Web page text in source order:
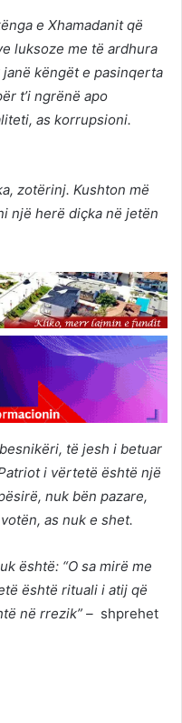
e Xhamadanit që
luksoze me të ardhura
këngët e pasinqerta
t’i ngrënë apo
as korrupsioni.
zotërinj. Kushton më
një herë diçka në jetën
të jesh i betuar
i vërtetë është një
nuk bën pazare,
as nuk e shet.
është: “O sa mirë me
është rituali i atij që
në rrezik” – shprehet